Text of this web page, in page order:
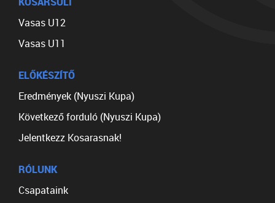
Vasas U12
Vasas U11
ELŐKÉSZÍTŐ
Eredmények (Nyuszi Kupa)
Következő forduló (Nyuszi Kupa)
Jelentkezz Kosarasnak!
RÓLUNK
Csapataink